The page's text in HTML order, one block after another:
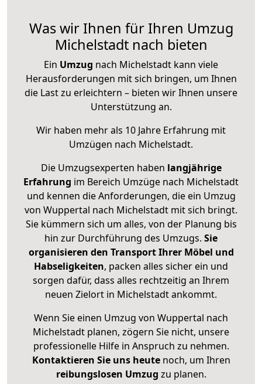
Was wir Ihnen für Ihren Umzug
Michelstadt nach bieten
Ein Umzug nach Michelstadt kann viele
Herausforderungen mit sich bringen, um Ihnen
die Last zu erleichtern – bieten wir Ihnen unsere
Unterstützung an.
Wir haben mehr als 10 Jahre Erfahrung mit
Umzügen nach Michelstadt.
Die Umzugsexperten haben langjährige
Erfahrung im Bereich Umzüge nach Michelstadt
und kennen die Anforderungen, die ein Umzug
von Wuppertal nach Michelstadt mit sich bringt.
Sie kümmern sich um alles, von der Planung bis
hin zur Durchführung des Umzugs. Sie
organisieren den Transport Ihrer Möbel und
Habseligkeiten, packen alles sicher ein und
sorgen dafür, dass alles rechtzeitig an Ihrem
neuen Zielort in Michelstadt ankommt.
Wenn Sie einen Umzug von Wuppertal nach
Michelstadt planen, zögern Sie nicht, unsere
professionelle Hilfe in Anspruch zu nehmen.
Kontaktieren Sie uns heutenoch, um Ihren
reibungslosen Umzug zu planen.